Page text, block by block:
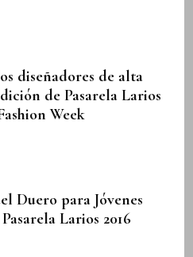
diseñadores de alta
de Pasarela Larios
Week
Duero para Jóvenes
Larios 2016